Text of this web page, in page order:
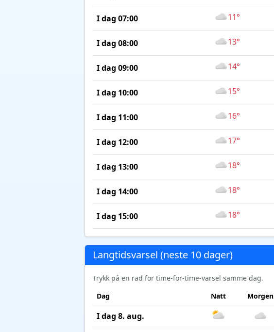
I dag 07:00 11°
I dag 08:00 13°
I dag 09:00 14°
I dag 10:00 15°
I dag 11:00 16°
I dag 12:00 17°
I dag 13:00 18°
I dag 14:00 18°
I dag 15:00 18°
Langtidsvarsel (neste 10 dager)
Trykk på en rad for time-for-time-varsel samme dag.
Dag
Natt Morgen
I dag 8. aug.